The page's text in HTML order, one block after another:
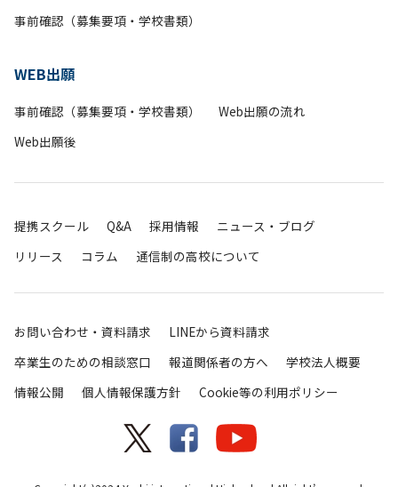
事前確認（募集要項・学校書類）
WEB出願
事前確認（募集要項・学校書類）
Web出願の流れ
Web出願後
提携スクール Q&A 採用情報
ニュース・ブログ
リリース
コラム 通信制の高校について
お問い合わせ・資料請求
LINEから資料請求
卒業生のための相談窓口
報道関係者の方へ
学校法人概要
情報公開
個人情報保護方針 Cookie等の利用ポリシー